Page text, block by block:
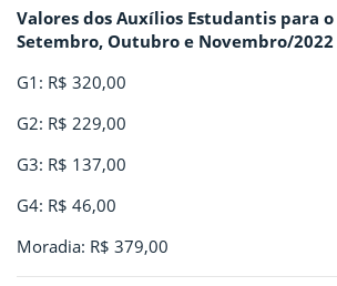
Valores dos Auxílios Estudantis para o
Setembro, Outubro e Novembro/2022
G1: R$ 320,00
G2: R$ 229,00
G3: R$ 137,00
G4: R$ 46,00
Moradia: R$ 379,00